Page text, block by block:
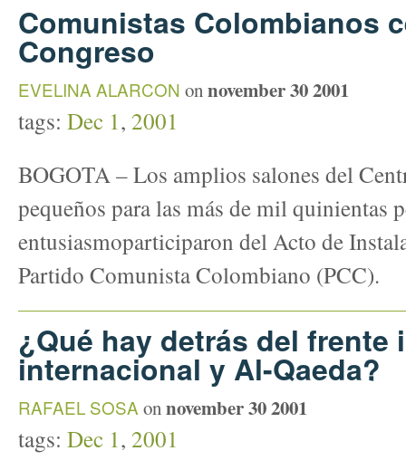
Comunistas Colombianos
Congreso
EVELINA ALARCON onnovember 30 2001
tags: Dec 1, 2001
BOGOTA – Los amplios salones del
pequeños para las más de mil quinientas
entusiasmoparticiparon del Acto de
Partido Comunista Colombiano (PCC).
¿Qué hay detrás del frente
internacional y Al-Qaeda?
RAFAEL SOSA onnovember 30 2001
tags: Dec 1, 2001